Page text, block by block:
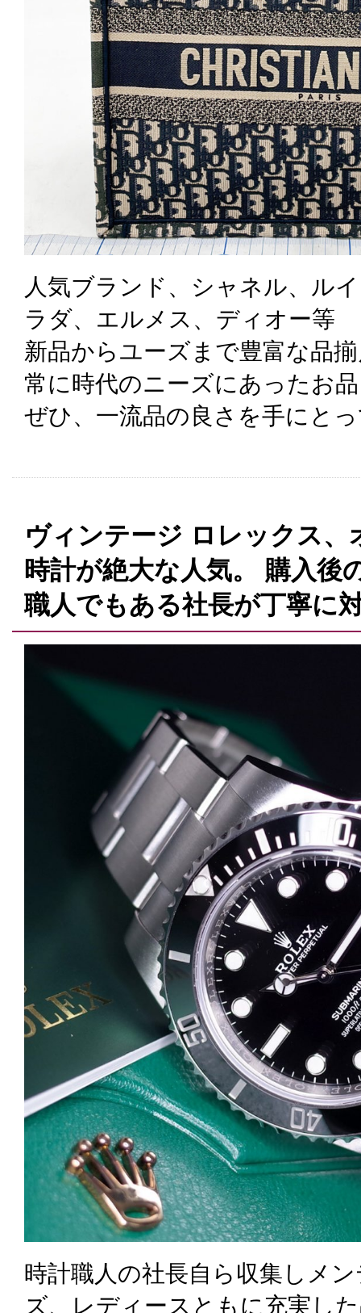
人気ブランド、シャネル、ル
ラダ、エルメス、ディオー等
新品からユーズまで豊富な品
常に時代のニーズにあったお
ぜひ、一流品の良さを手にと
ヴィンテージ ロレックス
時計が絶大な人気。 購入後
職人でもある社長が丁寧に
時計職人の社長自ら収集しメ
ズ、レディースともに充実し